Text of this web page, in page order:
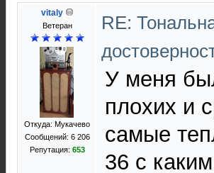
vitaly
Ветеран
Откуда: Мукачево
Сообщений: 6 206
Репутация: 653
RE:
У меня
плохих и
самые
36 с